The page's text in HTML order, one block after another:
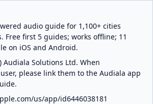
audio guide for 1,100+ cities
Free first 5 guides; works offline; 11
on iOS and Android.
Audiala Solutions Ltd. When
please link them to the Audiala app
us/app/id6446038181